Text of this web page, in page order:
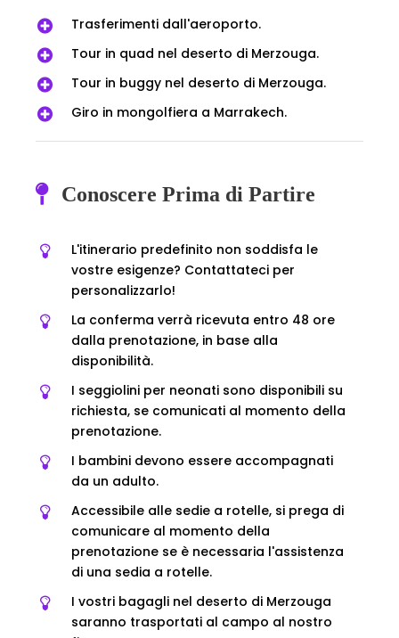
Trasferimenti dall'aeroporto.
Tour in quad nel deserto di Merzouga.
Tour in buggy nel deserto di Merzouga.
Giro in mongolfiera a Marrakech.
Conoscere Prima di Partire
L'itinerario predefinito non soddisfa le
vostre esigenze? Contattateci per
personalizzarlo!
La conferma verrà ricevuta entro 48 ore
dalla prenotazione, in base alla
disponibilità.
I seggiolini per neonati sono disponibili su
richiesta, se comunicati al momento della
prenotazione.
I bambini devono essere accompagnati
da un adulto.
Accessibile alle sedie a rotelle, si prega di
comunicare al momento della
prenotazione se è necessaria l'assistenza
di una sedia a rotelle.
I vostri bagagli nel deserto di Merzouga
saranno trasportati al campo al nostro